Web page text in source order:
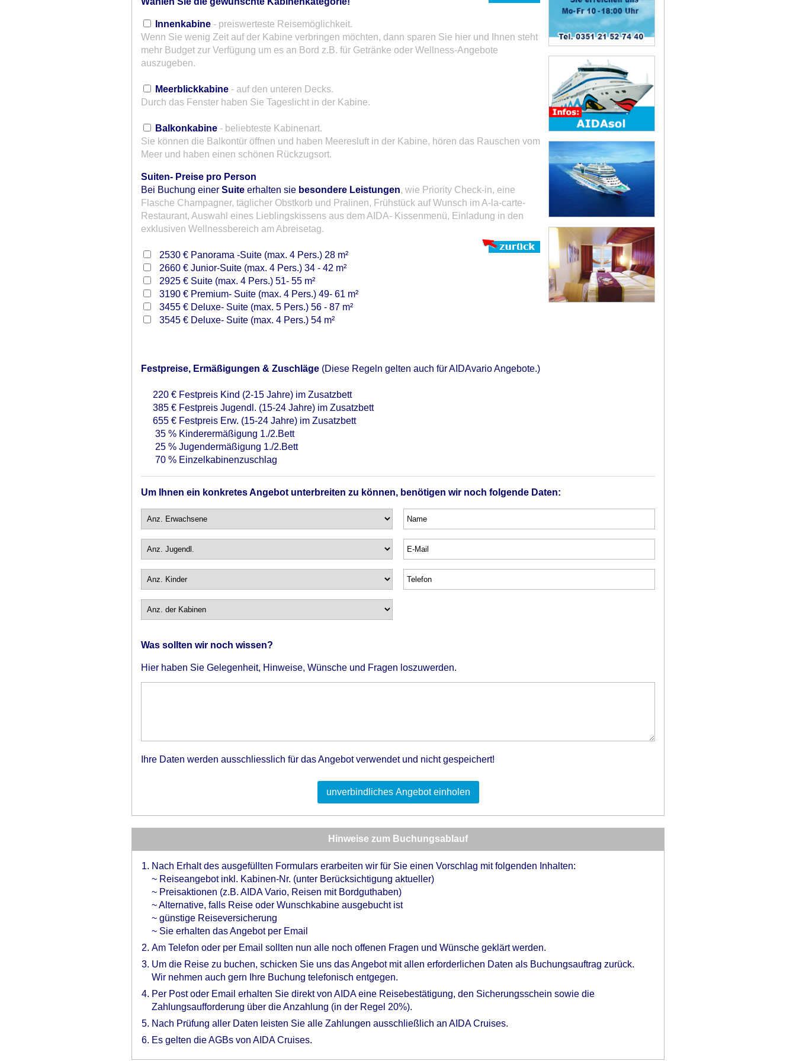
Innenkabine - preiswerteste Reisemöglichkeit.
Wenn Sie wenig Zeit auf der Kabine verbringen möchten, dann sparen Sie hier und Ihnen steht
mehr Budget zur Verfügung um es an Bord z.B. für Getränke oder Wellness-Angebote
auszugeben.
Meerblickkabine - auf den unteren Decks.
Durch das Fenster haben Sie Tageslicht in der Kabine.
Balkonkabine - beliebteste Kabinenart.
Sie können die Balkontür öffnen und haben Meeresluft in der Kabine, hören das Rauschen vom
Meer und haben einen schönen Rückzugsort.
Suiten- Preise pro Person
Bei Buchung einer Suite erhalten sie besondere Leistungen, wie Priority Check-in, eine
Flasche Champagner, täglicher Obstkorb und Pralinen, Frühstück auf Wunsch im A-la-carte-
Restaurant, Auswahl eines Lieblingskissens aus dem AIDA- Kissenmenü, Einladung in den
exklusiven Wellnessbereich am Abreisetag.
2530 € Panorama -Suite (max. 4 Pers.) 28 m²
2660 € Junior-Suite (max. 4 Pers.) 34 - 42 m²
2925 € Suite (max. 4 Pers.) 51- 55 m²
3190 € Premium- Suite (max. 4 Pers.) 49- 61 m²
3455 € Deluxe- Suite (max. 5 Pers.) 56 - 87 m²
3545 € Deluxe- Suite (max. 4 Pers.) 54 m²
Festpreise, Ermäßigungen & Zuschläge (Diese Regeln gelten auch für AIDAvario Angebote.)
220 € Festpreis Kind (2-15 Jahre) im Zusatzbett
385 € Festpreis Jugendl. (15-24 Jahre) im Zusatzbett
655 € Festpreis Erw. (15-24 Jahre) im Zusatzbett
35 % Kinderermäßigung 1./2.Bett
25 % Jugendermäßigung 1./2.Bett
70 % Einzelkabinenzuschlag
Um Ihnen ein konkretes Angebot unterbreiten zu können, benötigen wir noch folgende Daten:
Was sollten wir noch wissen?
Hier haben Sie Gelegenheit, Hinweise, Wünsche und Fragen loszuwerden.
Ihre Daten werden ausschliesslich für das Angebot verwendet und nicht gespeichert!
Hinweise zum Buchungsablauf
Nach Erhalt des ausgefüllten Formulars erarbeiten wir für Sie einen Vorschlag mit folgenden Inhalten:
~ Reiseangebot inkl. Kabinen-Nr. (unter Berücksichtigung aktueller)
~ Preisaktionen (z.B. AIDA Vario, Reisen mit Bordguthaben)
~ Alternative, falls Reise oder Wunschkabine ausgebucht ist
~ günstige Reiseversicherung
~ Sie erhalten das Angebot per Email
Am Telefon oder per Email sollten nun alle noch offenen Fragen und Wünsche geklärt werden.
Um die Reise zu buchen, schicken Sie uns das Angebot mit allen erforderlichen Daten als Buchungsauftrag zurück.
Wir nehmen auch gern Ihre Buchung telefonisch entgegen.
Per Post oder Email erhalten Sie direkt von AIDA eine Reisebestätigung, den Sicherungsschein sowie die
Zahlungsaufforderung über die Anzahlung (in der Regel 20%).
Nach Prüfung aller Daten leisten Sie alle Zahlungen ausschließlich an AIDA Cruises.
Es gelten die AGBs von AIDA Cruises.